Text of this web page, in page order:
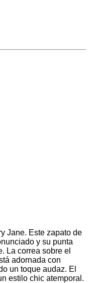
Jane. Este zapato de
y su punta
La correa sobre el
adornada con
un toque audaz. El
estilo chic atemporal.